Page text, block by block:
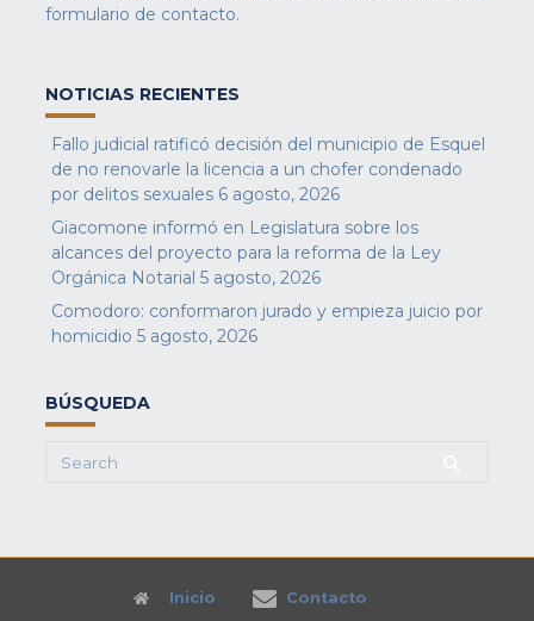
formulario de contacto.
NOTICIAS RECIENTES
Fallo judicial ratificó decisión del municipio de Esquel
de no renovarle la licencia a un chofer condenado
por delitos sexuales 6 agosto, 2026
Giacomone informó en Legislatura sobre los
alcances del proyecto para la reforma de la Ley
Orgánica Notarial 5 agosto, 2026
Comodoro: conformaron jurado y empieza juicio por
homicidio 5 agosto, 2026
BÚSQUEDA
Search
Inicio Contacto